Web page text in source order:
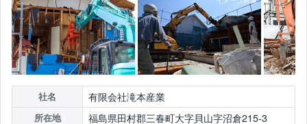
社名 有限会社滝本産業
所在地 福島県田村郡三春町大字貝山字沼倉215-3